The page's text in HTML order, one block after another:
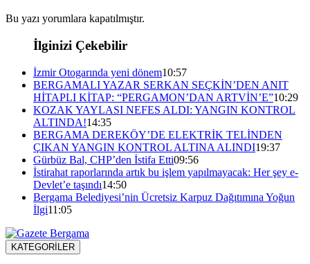
Bu yazı yorumlara kapatılmıştır.
İlginizi Çekebilir
İzmir Otogarında yeni dönem10:57
BERGAMALI YAZAR SERKAN SEÇKİN’DEN ANIT
HİTAPLI KİTAP: “PERGAMON’DAN ARTVİN’E”10:29
KOZAK YAYLASI NEFES ALDI: YANGIN KONTROL
ALTINDA!14:35
BERGAMA DEREKÖY’DE ELEKTRİK TELİNDEN
ÇIKAN YANGIN KONTROL ALTINA ALINDI19:37
Gürbüz Bal, CHP’den İstifa Etti09:56
İstirahat raporlarında artık bu işlem yapılmayacak: Her şey e-
Devlet’e taşındı14:50
Bergama Belediyesi’nin Ücretsiz Karpuz Dağıtımına Yoğun
İlgi11:05
KATEGORİLER